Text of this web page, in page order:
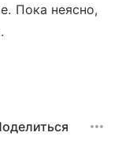
Пока неясно,